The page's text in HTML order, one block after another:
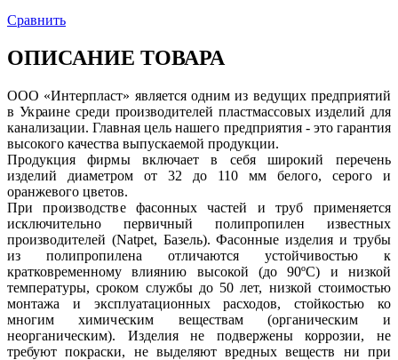
Сравнить
ОПИСАНИЕ ТОВАРА
ООО «Интерпласт» является одним из ведущих предприятий
в Украине среди производителей пластмассовых изделий для
канализации. Главная цель нашего предприятия - это гарантия
высокого качества выпускаемой продукции.
Продукция фирмы включает в себя широкий перечень
изделий диаметром от 32 до 110 мм белого, серого и
оранжевого цветов.
При производстве фасонных частей и труб применяется
исключительно первичный полипропилен известных
производителей (Natpet, Базель). Фасонные изделия и трубы
из полипропилена отличаются устойчивостью к
кратковременному влиянию высокой (до 90ºС) и низкой
температуры, сроком службы до 50 лет, низкой стоимостью
монтажа и эксплуатационных расходов, стойкостью ко
многим химическим веществам (органическим и
неорганическим). Изделия не подвержены коррозии, не
требуют покраски, не выделяют вредных веществ ни при